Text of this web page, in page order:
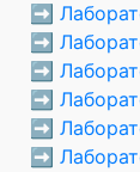
➡️
➡️
➡️
➡️
➡️
➡️